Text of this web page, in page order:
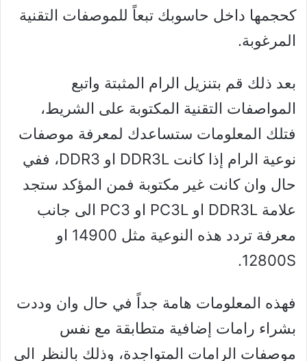
كحجمها داخل حاسوبك تبعاً للموصفات التقنية
المرغوبة.
بعد ذلك قم بتنزيل الرام المثبتة واتبع
المواصفات التقنية المكتوبة على الشريط،
فتلك المعلومات ستساعدك لمعرفة موصفات
نوعية الرام إذا كانت DDR3L او DDR3، ففي
حال وان كانت غير مكتوبة فمن المؤكد ستجد
علامة DDR3L او PC3L او PC3 الى جانب
معرفة تردد هذه النوعية مثل 14900 او
12800S.
فهذه المعلومات هامة جداً في حال وان وددت
بشراء رامات إضافية متطابقة مع نفس
موصفات الرامات المتواجدة، وذلك بالنظر الى